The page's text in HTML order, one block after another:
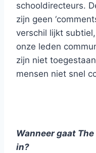
schooldirecteurs.
zijn geen
verschil lijkt
onze leden
zijn niet
mensen niet snel
Wanneer gaat
in?